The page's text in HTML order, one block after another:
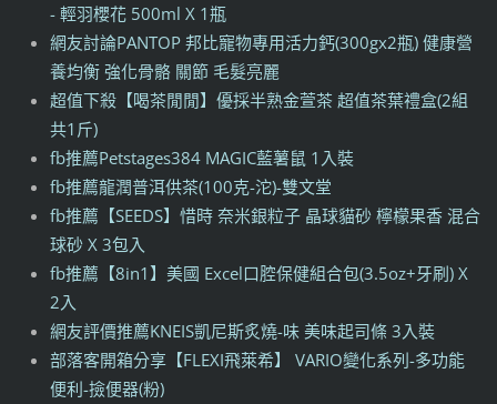
- 輕羽櫻花 500ml X 1瓶
網友討論PANTOP 邦比寵物專用活力鈣(300gx2瓶) 健康營
養均衡 強化骨骼 關節 毛髮亮麗
超值下殺【喝茶閒閒】優採半熟金萱茶 超值茶葉禮盒(2組
共1斤)
fb推薦Petstages384 MAGIC藍薯鼠 1入裝
fb推薦龍潤普洱供茶(100克-沱)-雙文堂
fb推薦【SEEDS】惜時 奈米銀粒子 晶球貓砂 檸檬果香 混合
球砂 X 3包入
fb推薦【8in1】美國 Excel口腔保健組合包(3.5oz+牙刷) X
2入
網友評價推薦KNEIS凱尼斯炙燒-味 美味起司條 3入裝
部落客開箱分享【FLEXI飛萊希】 VARIO變化系列-多功能
便利-撿便器(粉)